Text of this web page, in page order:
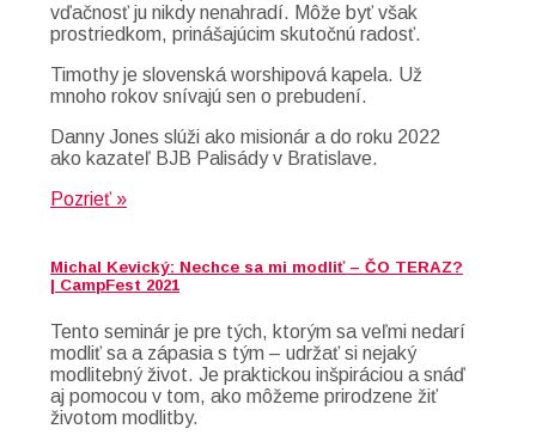
vďačnosť ju nikdy nenahradí. Môže byť však
prostriedkom, prinášajúcim skutočnú radosť.
Timothy je slovenská worshipová kapela. Už
mnoho rokov snívajú sen o prebudení.
Danny Jones slúži ako misionár a do roku 2022
ako kazateľ BJB Palisády v Bratislave.
Pozrieť »
Michal Kevický: Nechce sa mi modliť – ČO TERAZ?
| CampFest 2021
Tento seminár je pre tých, ktorým sa veľmi nedarí
modliť sa a zápasia s tým – udržať si nejaký
modlitebný život. Je praktickou inšpiráciou a snáď
aj pomocou v tom, ako môžeme prirodzene žiť
životom modlitby.